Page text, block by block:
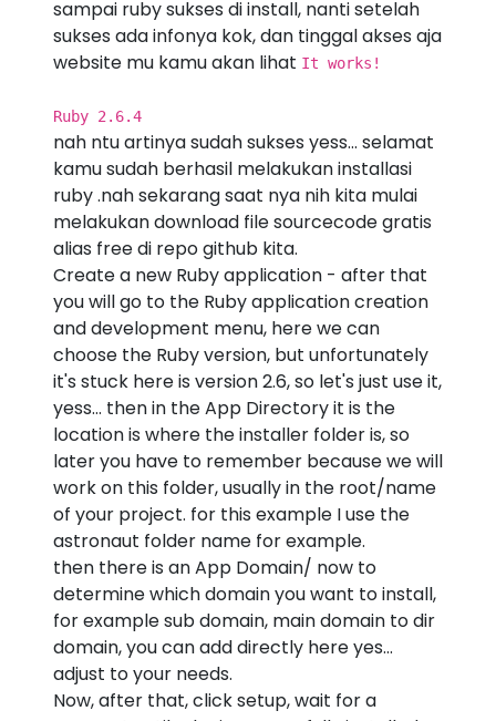
sampai ruby sukses di install, nanti setelah
sukses ada infonya kok, dan tinggal akses aja
website mu kamu akan lihat It works!
Ruby 2.6.4
nah ntu artinya sudah sukses yess... selamat
kamu sudah berhasil melakukan installasi
ruby .nah sekarang saat nya nih kita mulai
melakukan download file sourcecode gratis
alias free di repo github kita.
Create a new Ruby application - after that
you will go to the Ruby application creation
and development menu, here we can
choose the Ruby version, but unfortunately
it's stuck here is version 2.6, so let's just use it,
yess... then in the App Directory it is the
location is where the installer folder is, so
later you have to remember because we will
work on this folder, usually in the root/name
of your project. for this example I use the
astronaut folder name for example.
then there is an App Domain/ now to
determine which domain you want to install,
for example sub domain, main domain to dir
domain, you can add directly here yes...
adjust to your needs.
Now, after that, click setup, wait for a